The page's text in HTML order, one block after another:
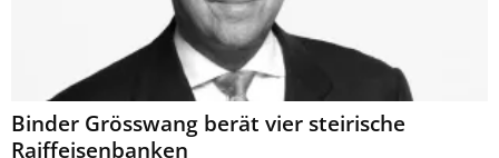
Binder Grösswang berät vier steirische
Raiffeisenbanken